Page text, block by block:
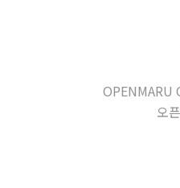
오